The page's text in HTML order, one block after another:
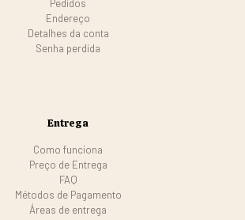
Pedidos
Endereço
Detalhes da conta
Senha perdida
Entrega
Como funciona
Preço de Entrega
FAQ
Métodos de Pagamento
Áreas de entrega